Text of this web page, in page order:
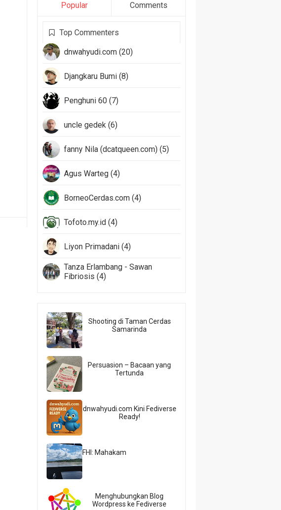
Popular Comments
Top Commenters
dnwahyudi.com (20)
Djangkaru Bumi (8)
Penghuni 60 (7)
uncle gedek (6)
fanny Nila (dcatqueen.com) (5)
Agus Warteg (4)
BorneoCerdas.com (4)
Tofoto.my.id (4)
Liyon Primadani (4)
Tanza Erlambang - Sawan
Fibriosis (4)
Shooting di Taman Cerdas
Samarinda
Persuasion – Bacaan yang
Tertunda
dnwahyudi.com Kini Fediverse
Ready!
FHI: Mahakam
Menghubungkan Blog
Wordpress ke Fediverse